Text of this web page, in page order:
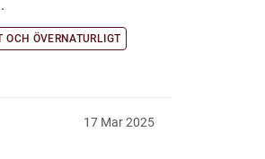
OCH ÖVERNATURLIGT
17 Mar 2025